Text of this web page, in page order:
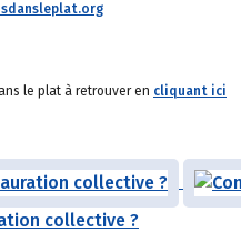
le plat à retrouver en cliquant ici
collective ?